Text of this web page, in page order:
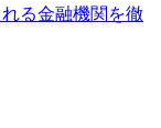
る金融機関を徹